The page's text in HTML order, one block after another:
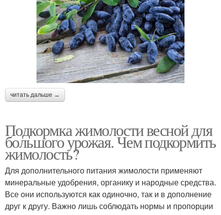
читать дальше →
Подкормка жимолости весной для
большого урожая. Чем подкормить
жимолость?
Для дополнительного питания жимолости применяют
минеральные удобрения, органику и народные средства.
Все они используются как одиночно, так и в дополнение
друг к другу. Важно лишь соблюдать нормы и пропорции